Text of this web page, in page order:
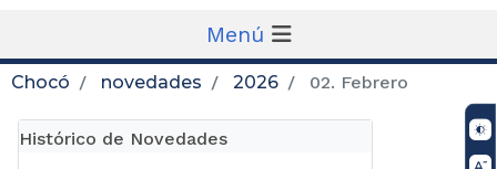
Menú
Chocó novedades 2026 02. Febrero
Histórico de Novedades